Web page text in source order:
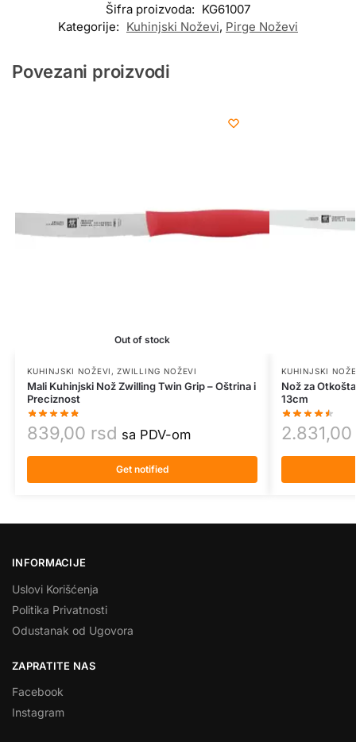
Šifra proizvoda: KG61007
Kategorije: Kuhinjski Noževi, Pirge Noževi
Povezani proizvodi
Out of stock
KUHINJSKI NOŽEVI ,ZWILLING NOŽEVI
Mali Kuhinjski Nož Zwilling Twin Grip – Oštrina i
Preciznost
839,00 rsd sa PDV-om
Get notified
KUHINJSKI
Nož za
13cm
2.831,00
INFORMACIJE
Uslovi Korišćenja
Politika Privatnosti
Odustanak od Ugovora
ZAPRATITE NAS
Facebook
Instagram